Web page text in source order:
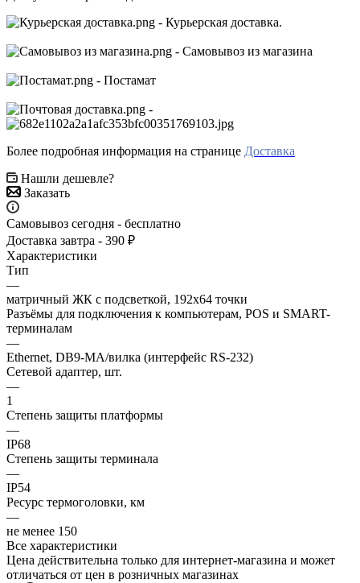
- Курьерская доставка.
- Самовывоз из магазина
- Постамат
-
Более подробная информация на странице Доставка
Нашли дешевле?
Заказать
Самовывоз сегодня - бесплатно
Доставка завтра - 390 ₽
Характеристики
Тип
—
матричный ЖК с подсветкой, 192х64 точки
Разъёмы для подключения к компьютерам, POS и SMART-
терминалам
—
Ethernet, DB9-MА/вилка (интерфейс RS-232)
Сетевой адаптер, шт.
—
1
Степень защиты платформы
—
IP68
Степень защиты терминала
—
IP54
Ресурс термоголовки, км
—
не менее 150
Все характеристики
Цена действительна только для интернет-магазина и может
отличаться от цен в розничных магазинах